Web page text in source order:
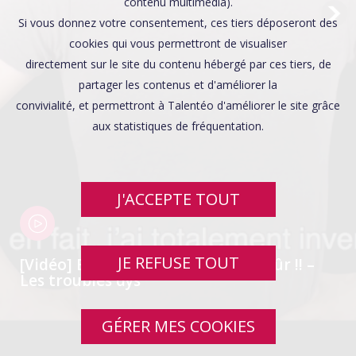
[Vidéo] Bon sens ! Mais c’est bien sûr !! –
Les troubles dys
Si vous donnez votre consentement, ces tiers déposeront des
cookies qui vous permettront de visualiser
directement sur le site du contenu hébergé par ces tiers, de
partager les contenus et d'améliorer la
convivialité, et permettront à Talentéo d'améliorer le site grâce
aux statistiques de fréquentation.
J'ACCEPTE TOUT
JE REFUSE TOUT
GÉRER MES COOKIES